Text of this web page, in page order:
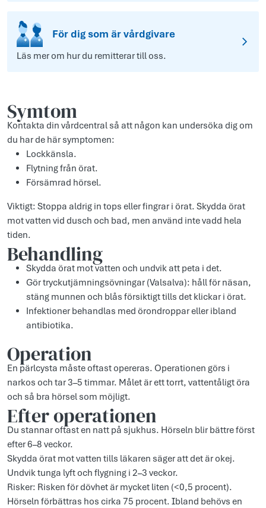
För dig som är vårdgivare
Läs mer om hur du remitterar till oss.
Symtom
Kontakta din vårdcentral så att någon kan undersöka dig om
du har de här symptomen:
Lockkänsla.
Flytning från örat.
Försämrad hörsel.
Viktigt: Stoppa aldrig in tops eller fingrar i örat. Skydda örat
mot vatten vid dusch och bad, men använd inte vadd hela
tiden.
Behandling
Skydda örat mot vatten och undvik att peta i det.
Gör tryckutjämningsövningar (Valsalva): håll för näsan,
stäng munnen och blås försiktigt tills det klickar i örat.
Infektioner behandlas med örondroppar eller ibland
antibiotika.
Operation
En pärlcysta måste oftast opereras. Operationen görs i
narkos och tar 3–5 timmar. Målet är ett torrt, vattentåligt öra
och så bra hörsel som möjligt.
Efter operationen
Du stannar oftast en natt på sjukhus. Hörseln blir bättre först
efter 6–8 veckor.
Skydda örat mot vatten tills läkaren säger att det är okej.
Undvik tunga lyft och flygning i 2–3 veckor.
Risker: Risken för dövhet är mycket liten (<0,5 procent).
Hörseln förbättras hos cirka 75 procent. Ibland behövs en